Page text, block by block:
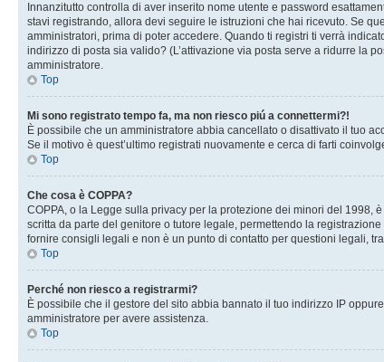
Innanzitutto controlla di aver inserito nome utente e password
stavi registrando, allora devi seguire le istruzioni che hai ricevuto. Se
amministratori, prima di poter accedere. Quando ti registri ti verrà
indirizzo di posta sia valido? (L’attivazione via posta serve a ridurre la
amministratore.
Top
Mi sono registrato tempo fa, ma non riesco piú a connettermi?!
È possibile che un amministratore abbia cancellato o disattivato il tuo
Se il motivo è quest’ultimo registrati nuovamente e cerca di farti
Top
Che cosa è COPPA?
COPPA, o la Legge sulla privacy per la protezione dei minori del
scritta da parte del genitore o tutore legale, permettendo la
fornire consigli legali e non è un punto di contatto per questioni legali,
Top
Perché non riesco a registrarmi?
È possibile che il gestore del sito abbia bannato il tuo indirizzo IP
amministratore per avere assistenza.
Top